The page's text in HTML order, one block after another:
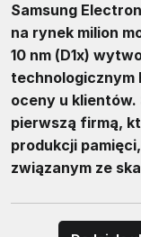
Samsung
na rynek milion
10 nm (D1x)
technologicznym
oceny u klientów.
pierwszą firmą,
produkcji
związanym ze